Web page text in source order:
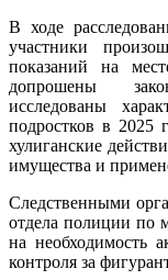
В ходе
участники
показаний на
допрошены
исследованы
подростков в 2025
хулиганские
имущества и
Следственными
отдела полиции по
на необходимость
контроля за